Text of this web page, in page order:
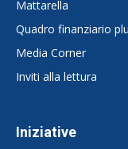
Mattarella
Quadro finanziario
Media Corner
Inviti alla lettura
Iniziative